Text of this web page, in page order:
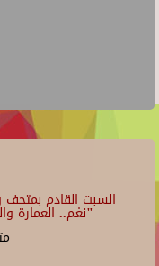
السبت القادم
"نغم.. العمارة